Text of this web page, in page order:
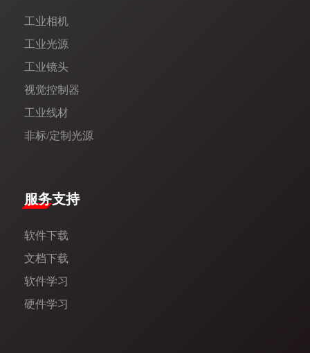
工业相机
工业光源
工业镜头
视觉控制器
工业线材
非标/定制光源
服务支持
软件下载
文档下载
软件学习
硬件学习